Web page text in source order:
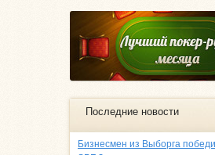
Последние новости
Бизнесмен из Выборга